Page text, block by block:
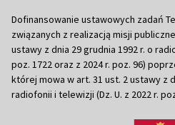
Dofinansowanie ustawowych zadań
związanych z realizacją misji
ustawy z dnia 29 grudnia 1992 r. o
poz. 1722 oraz z 2024 r. poz. 96)
której mowa w art. 31 ust. 2 ustawy z
radiofonii i telewizji (Dz. U. z 2022 r.